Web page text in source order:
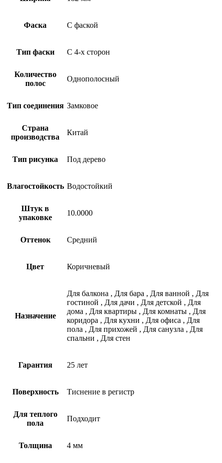
Фаска С фаской
Тип фаски С 4-х сторон
Количество
полос
Однополосный
Тип соединения Замковое
Страна
производства
Китай
Тип рисунка Под дерево
Влагостойкость Водостойкий
Штук в
упаковке
10.0000
Оттенок Средний
Цвет Коричневый
Назначение
Для балкона , Для бара , Для ванной , Для
гостиной , Для дачи , Для детской , Для
дома , Для квартиры , Для комнаты , Для
коридора , Для кухни , Для офиса , Для
пола , Для прихожей , Для санузла , Для
спальни , Для стен
Гарантия 25 лет
Поверхность Тиснение в регистр
Для теплого
пола
Подходит
Толщина 4 мм